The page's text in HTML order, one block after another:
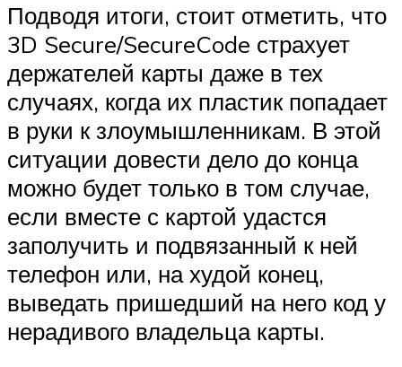
Подводя итоги, стоит отметить, что
3D Secure/SecureCode страхует
держателей карты даже в тех
случаях, когда их пластик попадает
в руки к злоумышленникам. В этой
ситуации довести дело до конца
можно будет только в том случае,
если вместе с картой удастся
заполучить и подвязанный к ней
телефон или, на худой конец,
выведать пришедший на него код у
нерадивого владельца карты.